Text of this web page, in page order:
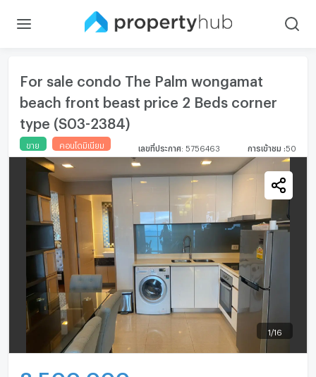
For sale condo The Palm wongamat
beach front beast price 2 Beds corner
type (S03-2384)
ขาย คอนโดมิเนียม เลขที่ประกาศ 5756463 การเข้าชม 50
1 /16